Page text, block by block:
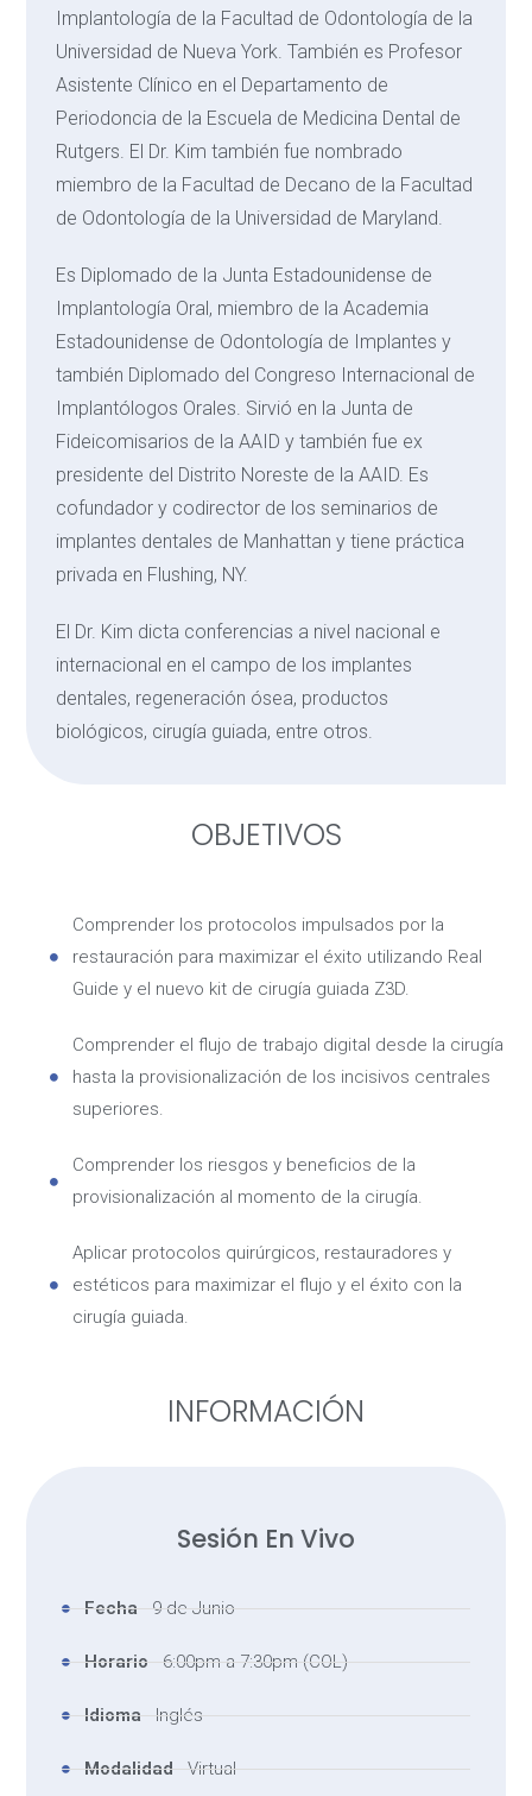
Implantología de la Facultad de Odontología de la
Universidad de Nueva York. También es Profesor
Asistente Clínico en el Departamento de
Periodoncia de la Escuela de Medicina Dental de
Rutgers. El Dr. Kim también fue nombrado
miembro de la Facultad de Decano de la Facultad
de Odontología de la Universidad de Maryland.
Es Diplomado de la Junta Estadounidense de
Implantología Oral, miembro de la Academia
Estadounidense de Odontología de Implantes y
también Diplomado del Congreso Internacional de
Implantólogos Orales. Sirvió en la Junta de
Fideicomisarios de la AAID y también fue ex
presidente del Distrito Noreste de la AAID. Es
cofundador y codirector de los seminarios de
implantes dentales de Manhattan y tiene práctica
privada en Flushing, NY.
El Dr. Kim dicta conferencias a nivel nacional e
internacional en el campo de los implantes
dentales, regeneración ósea, productos
biológicos, cirugía guiada, entre otros.
OBJETIVOS
Comprender los protocolos impulsados por la
restauración para maximizar el éxito utilizando Real
Guide y el nuevo kit de cirugía guiada Z3D.
Comprender el flujo de trabajo digital desde la cirugía
hasta la provisionalización de los incisivos centrales
superiores.
Comprender los riesgos y beneficios de la
provisionalización al momento de la cirugía.
Aplicar protocolos quirúrgicos, restauradores y
estéticos para maximizar el flujo y el éxito con la
cirugía guiada.
INFORMACIÓN
Sesión En Vivo
Fecha- 9 de Junio
Horario- 6:00pm a 7:30pm (COL)
Idioma- Inglés
Modalidad- Virtual